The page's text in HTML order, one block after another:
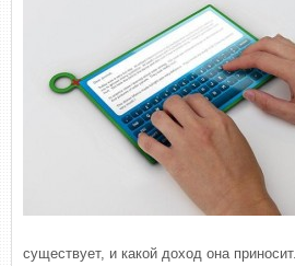
существует, и какой доход она